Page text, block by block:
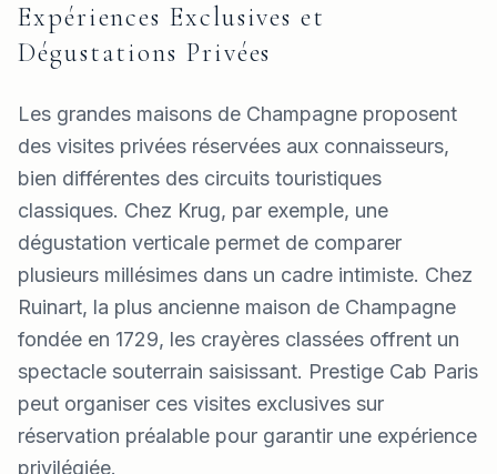
Expériences Exclusives et
Dégustations Privées
Les grandes maisons de Champagne proposent
des visites privées réservées aux connaisseurs,
bien différentes des circuits touristiques
classiques. Chez Krug, par exemple, une
dégustation verticale permet de comparer
plusieurs millésimes dans un cadre intimiste. Chez
Ruinart, la plus ancienne maison de Champagne
fondée en 1729, les crayères classées offrent un
spectacle souterrain saisissant. Prestige Cab Paris
peut organiser ces visites exclusives sur
réservation préalable pour garantir une expérience
privilégiée.